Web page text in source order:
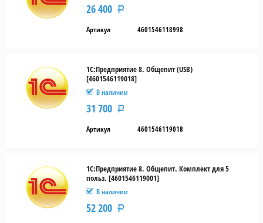
26 400 Р
Артикул 4601546118998
1С:Предприятие 8. Общепит (USB)
[4601546119018]
В наличии
31 700 Р
Артикул 4601546119018
1С:Предприятие 8. Общепит. Комплект для 5
польз. [4601546119001]
В наличии
52 200 Р